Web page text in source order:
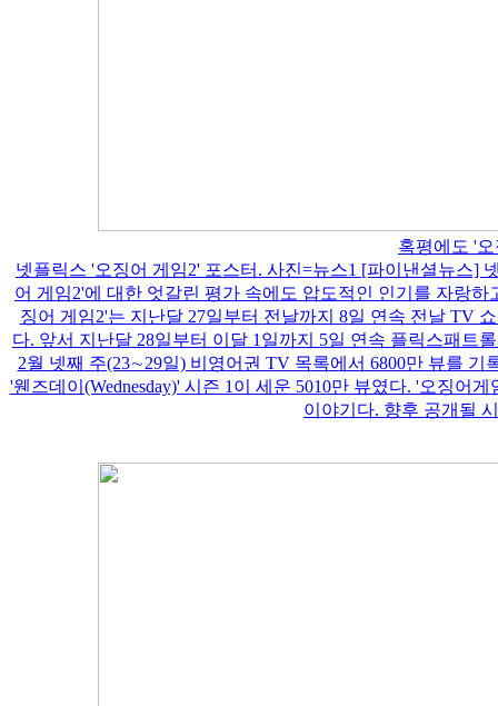
혹평에도 '
넷플릭스 '오징어 게임2' 포스터. 사진=뉴스1 [파이낸셜뉴스]
어 게임2'에 대한 엇갈린 평가 속에도 압도적인 인기를 자랑
징어 게임2'는 지난달 27일부터 전날까지 8일 연속 전날 TV
다. 앞서 지난달 28일부터 이달 1일까지 5일 연속 플릭스패트
2월 넷째 주(23∼29일) 비영어권 TV 목록에서 6800만 뷰를
'웬즈데이(Wednesday)' 시즌 1이 세운 5010만 뷰였다. '오징어
이야기다. 향후 공개될